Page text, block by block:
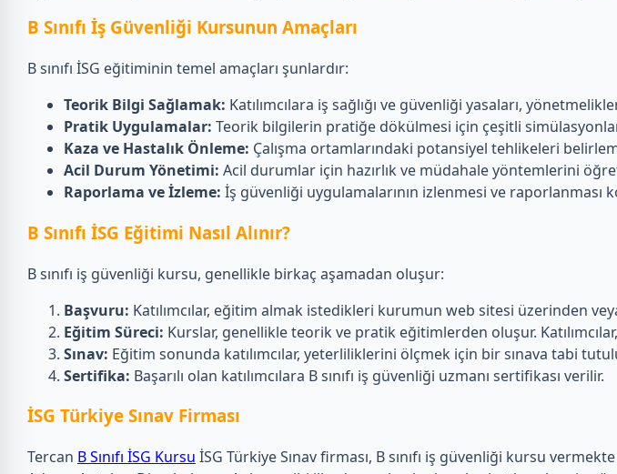
B Sınıfı İş Güvenliği Kursunun Amaçları
B sınıfı İSG eğitiminin temel amaçları şunlardır:
Teorik Bilgi Sağlamak: Katılımcılara iş sağlığı ve güvenliği yasaları,
Pratik Uygulamalar: Teorik bilgilerin pratiğe dökülmesi için çeşitli
Kaza ve Hastalık Önleme: Çalışma ortamlarındaki potansiyel tehlikeleri
Acil Durum Yönetimi: Acil durumlar için hazırlık ve müdahale yöntemlerini
Raporlama ve İzleme: İş güvenliği uygulamalarının izlenmesi ve raporlanması
B Sınıfı İSG Eğitimi Nasıl Alınır?
B sınıfı iş güvenliği kursu, genellikle birkaç aşamadan oluşur:
Başvuru: Katılımcılar, eğitim almak istedikleri kurumun web sitesi üzerinden
Eğitim Süreci: Kurslar, genellikle teorik ve pratik eğitimlerden oluşur.
Sınav: Eğitim sonunda katılımcılar, yeterliliklerini ölçmek için bir sınava tabi
Sertifika: Başarılı olan katılımcılara B sınıfı iş güvenliği uzmanı sertifikası verilir.
İSG Türkiye Sınav Firması
Tercan B Sınıfı İSG Kursu İSG Türkiye Sınav firması, B sınıfı iş güvenliği kursu